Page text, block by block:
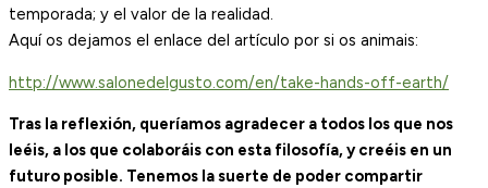
temporada; y el valor de la realidad.
Aquí os dejamos el enlace del artículo por si os animais:
http://www.salonedelgusto.com/en/take-hands-off-earth/
Tras la reflexión, queríamos agradecer a todos los que nos
leéis, a los que colaboráis con esta filosofía, y creéis en un
futuro posible. Tenemos la suerte de poder compartir